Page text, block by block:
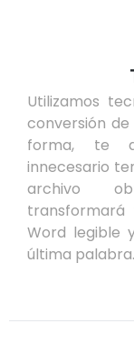
Utilizamos
conversión
forma, te
innecesario
archivo
Word legible
última palabra.